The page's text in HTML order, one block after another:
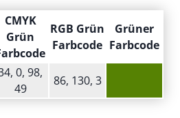
CMYK
Grün
RGB Grün
Farbcode
Grüner
Farbcode
0, 98,
49
86, 130, 3